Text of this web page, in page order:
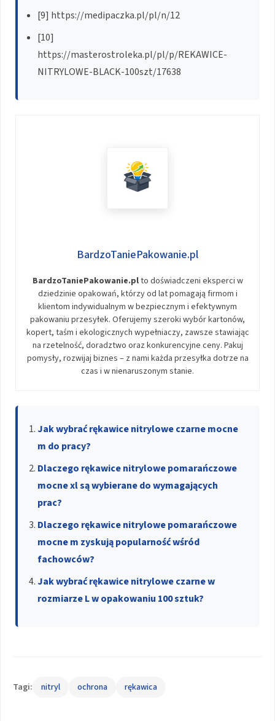
[9] https://medipaczka.pl/pl/n/12
[10]
https://masterostroleka.pl/pl/p/REKAWICE-
NITRYLOWE-BLACK-100szt/17638
BardzoTaniePakowanie.pl
BardzoTaniePakowanie.plto doświadczeni eksperci w
dziedzinie opakowań, którzy od lat pomagają firmom i
klientom indywidualnym w bezpiecznym i efektywnym
pakowaniu przesyłek. Oferujemy szeroki wybór kartonów,
kopert, taśm i ekologicznych wypełniaczy, zawsze stawiając
na rzetelność, doradztwo oraz konkurencyjne ceny. Pakuj
pomysły, rozwijaj biznes – z nami każda przesyłka dotrze na
czas i w nienaruszonym stanie.
Jak wybrać rękawice nitrylowe czarne mocne
m do pracy?
Dlaczego rękawice nitrylowe pomarańczowe
mocne xl są wybierane do wymagających
prac?
Dlaczego rękawice nitrylowe pomarańczowe
mocne m zyskują popularność wśród
fachowców?
Jak wybrać rękawice nitrylowe czarne w
rozmiarze L w opakowaniu 100 sztuk?
Tagi: nitryl ochrona rękawica